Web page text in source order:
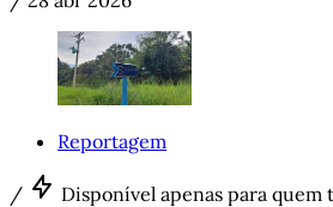
Reportagem
/ Disponível apenas para quem